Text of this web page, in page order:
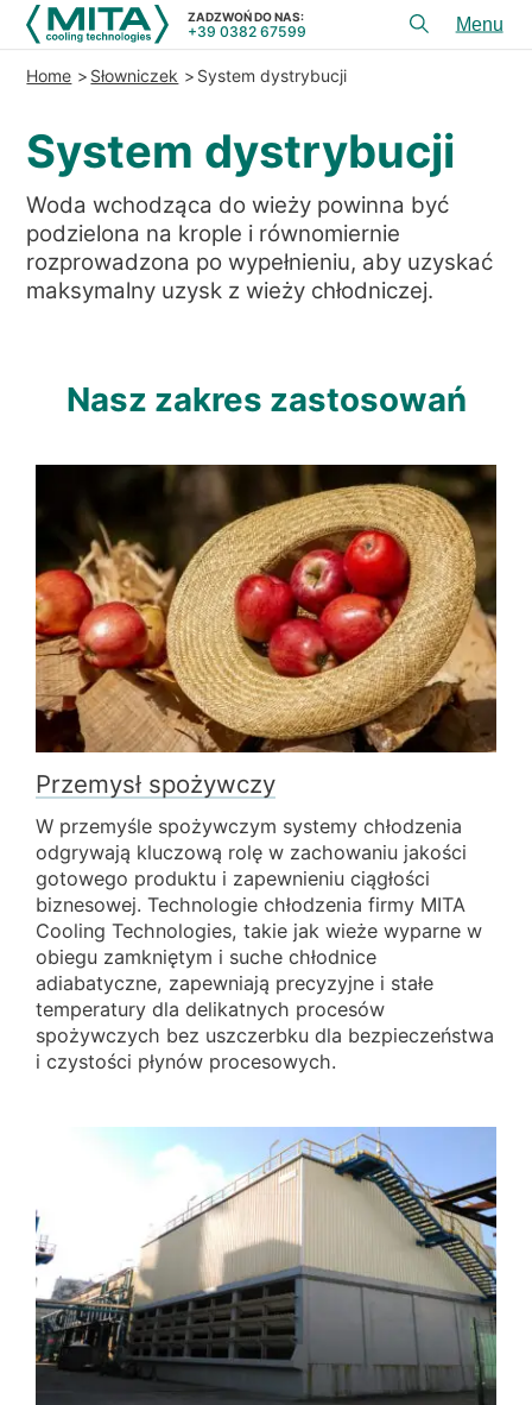
WIADOMOŚCI
KIM JESTEŚMY
ZRÓWNOWAŻONEGO
ARTYKUŁY TECHNICZNE
PL EN IT FR DE
ZADZWOŃ DO NAS:
+39 0382 67599
menu
APLIKACJE
USłUGI I DORADZTWO
SERWIS
ZASOBY
ZADZWOŃ DO NAS: +39 0382 67599
Home Słowniczek System dystrybucji
System dystrybucji
Woda wchodząca do wieży powinna być
podzielona na krople i równomiernie
rozprowadzona po wypełnieniu, aby uzyskać
maksymalny uzysk z wieży chłodniczej.
Nasz zakres zastosowań
Przemysł spożywczy
W przemyśle spożywczym systemy chłodzenia
odgrywają kluczową rolę w zachowaniu jakości
gotowego produktu i zapewnieniu ciągłości
biznesowej. Technologie chłodzenia firmy MITA
Cooling Technologies, takie jak wieże wyparne w
obiegu zamkniętym i suche chłodnice
adiabatyczne, zapewniają precyzyjne i stałe
temperatury dla delikatnych procesów
spożywczych bez uszczerbku dla bezpieczeństwa
i czystości płynów procesowych.